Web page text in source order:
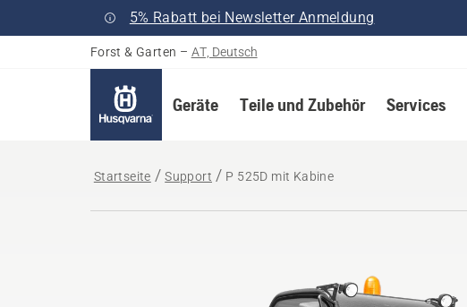
5% Rabatt bei Newsletter Anmeldung
Forst & Garten – AT, Deutsch
Geräte Teile und Zubehör Services
Startseite Support P 525D mit Kabine